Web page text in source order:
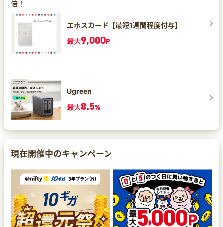
倍！
エポスカード【最短1週間程度付与】
最大9,000P
Ugreen
最大8.5%
現在開催中のキャンペーン